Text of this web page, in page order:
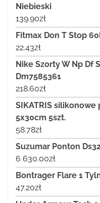
Niebieski
139.90zł
Fitmax Don T Stop
22.43zł
Nike Szorty W Np Df
Dm7585361
218.60zł
SIKATRIS
5x30cm 5szt.
58.78zł
Suzumar Ponton
6 630.00zł
Bontrager Flare 1
47.20zł